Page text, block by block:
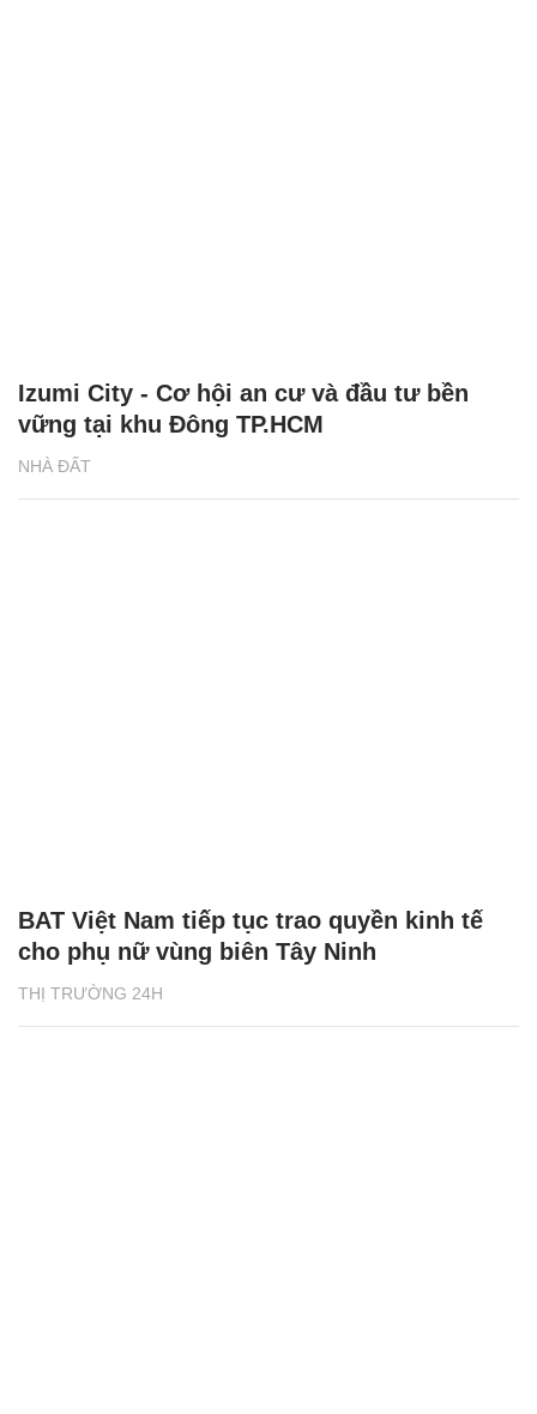
NHÀ ĐẤT
Izumi City - Cơ hội an cư và đầu tư bền
vững tại khu Đông TP.HCM
THỊ TRƯỜNG 24H
BAT Việt Nam tiếp tục trao quyền kinh tế
cho phụ nữ vùng biên Tây Ninh